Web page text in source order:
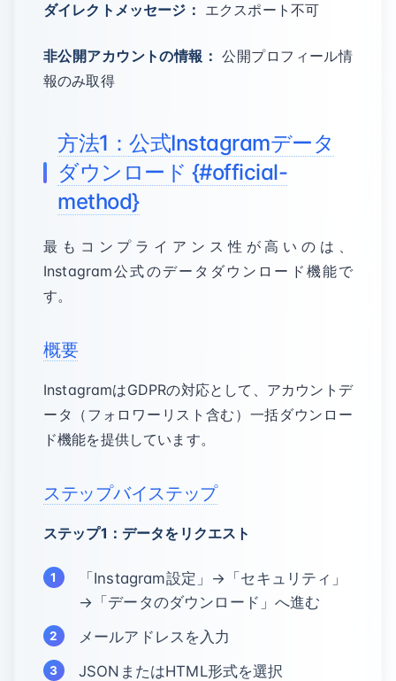
ダイレクトメッセージ： エクスポート不可
非公開アカウントの情報： 公開プロフィール情
報のみ取得
方法1：公式Instagramデータ
ダウンロード {#official-
method}
最もコンプライアンス性が高いのは、
Instagram公式のデータダウンロード機能で
す。
概要
InstagramはGDPRの対応として、アカウントデ
ータ（フォロワーリスト含む）一括ダウンロー
ド機能を提供しています。
ステップバイステップ
ステップ1：データをリクエスト
「Instagram設定」→「セキュリティ」
→「データのダウンロード」へ進む
メールアドレスを入力
JSONまたはHTML形式を選択